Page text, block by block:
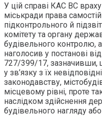
У цій справі КАС ВС
міськради права
підконтрольного й
комітету та органу
будівельного
наголосив у постанові
727/399/17, зазначивши,
у зв’язку з їх
законодавству,
місцевому рівні, проте
наслідком здійснення
будівельного нагляду